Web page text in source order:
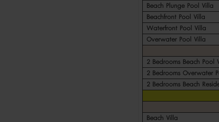
Beach Plunge Pool Villa
Beachfront Pool Villa
Waterfront Pool Villa
Overwater Pool Villa
2 Bedrooms Beach Pool
2 Bedrooms Overwater
2 Bedrooms Beach
Beach Villa